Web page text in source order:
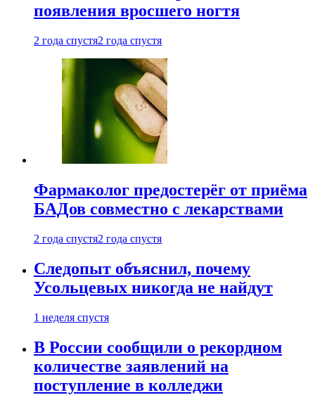
появления вросшего ногтя
2 года спустя2 года спустя
Фармаколог предостерёг от приёма
БАДов совместно с лекарствами
2 года спустя2 года спустя
Следопыт объяснил, почему
Усольцевых никогда не найдут
1 неделя спустя
В России сообщили о рекордном
количестве заявлений на
поступление в колледжи